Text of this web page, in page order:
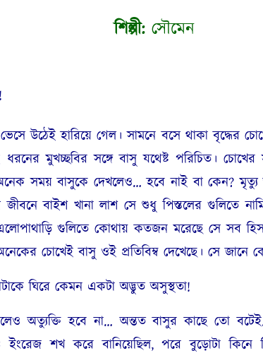
শিল্পী:সৌমেন
ভেসে উঠেই হারিয়ে গেল। সামনে বসে থাকা
মুখচ্ছবির সঙ্গে বাসু যথেষ্ট পরিচিত।
সময় বাসুকে দেখলেও… হবে নাই বা কেন?
বাইশ খানা লাশ সে শুধু পিস্তলের গুলিতে
গুলিতে কোথায় কতজন মরেছে সে সব হিসাব
চোখেই বাসু ওই প্রতিবিম্ব দেখেছে। সে জানে
ঘিরে কেমন একটা অদ্ভুত অসুস্থতা!
অত্যুক্তি হবে না… অন্তত বাসুর কাছে তো
শখ করে বানিয়েছিল,পরে বুড়োটা কিনে